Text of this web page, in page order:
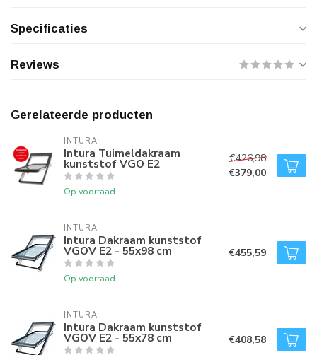
Specificaties
Reviews
Gerelateerde producten
INTURA
Intura Tuimeldakraam
kunststof VGO E2
Op voorraad
€426,98
€379,00
INTURA
Intura Dakraam kunststof
VGOV E2 - 55x98 cm
Op voorraad
€455,59
INTURA
Intura Dakraam kunststof
VGOV E2 - 55x78 cm €408,58